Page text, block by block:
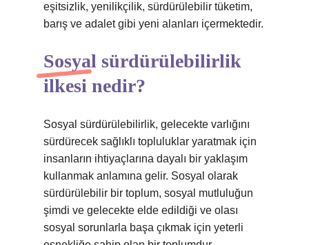
eşitsizlik, yenilikçilik, sürdürülebilir tüketim,
barış ve adalet gibi yeni alanları içermektedir.
Sosyal sürdürülebilirlik
ilkesi nedir?
Sosyal sürdürülebilirlik, gelecekte varlığını
sürdürecek sağlıklı topluluklar yaratmak için
insanların ihtiyaçlarına dayalı bir yaklaşım
kullanmak anlamına gelir. Sosyal olarak
sürdürülebilir bir toplum, sosyal mutluluğun
şimdi ve gelecekte elde edildiği ve olası
sosyal sorunlarla başa çıkmak için yeterli